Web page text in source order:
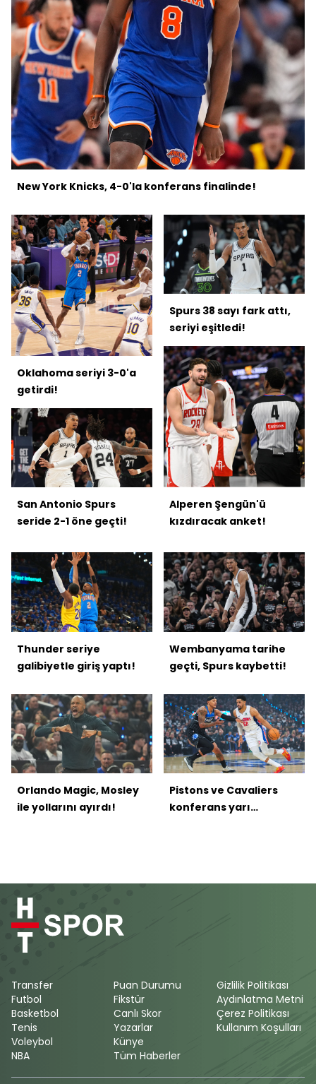
New York Knicks, 4-0'la konferans finalinde!
Oklahoma seriyi 3-0'a
getirdi!
San Antonio Spurs
seride 2-1 öne geçti!
Spurs 38 sayı fark attı,
seriyi eşitledi!
Alperen Şengün'ü
kızdıracak anket!
Thunder seriye
galibiyetle giriş yaptı!
Wembanyama tarihe
geçti, Spurs kaybetti!
Orlando Magic, Mosley
ile yollarını ayırdı!
Pistons ve Cavaliers
konferans yarı
Transfer
Futbol
Basketbol
Tenis
Voleybol
NBA
Puan Durumu
Fikstür
Canlı Skor
Yazarlar
Künye
Tüm Haberler
Gizlilik Politikası
Aydınlatma Metni
Çerez Politikası
Kullanım Koşulları